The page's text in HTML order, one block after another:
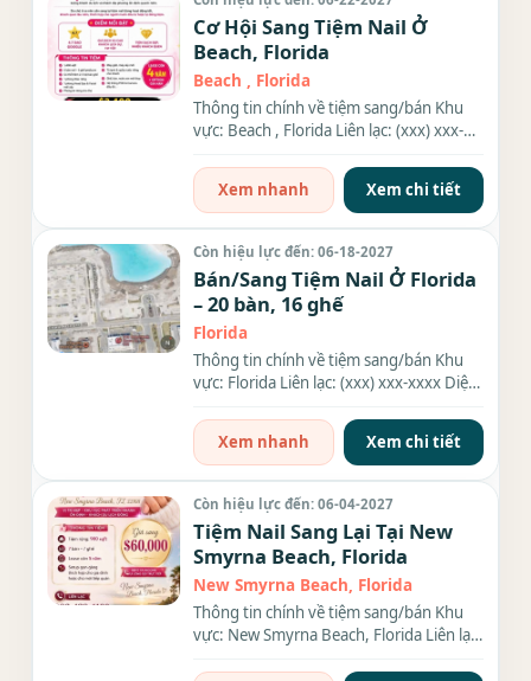
Cơ Hội Sang Tiệm Nail Ở
Beach, Florida
Beach , Florida
Thông tin chính về tiệm sang/bán Khu
vực: Beach , Florida Liên lạc: (xxx) xxx-
Xem nhanh
Xem chi tiết
Còn hiệu lực đến: 06-18-2027
Bán/Sang Tiệm Nail Ở Florida
– 20 bàn, 16 ghế
Florida
Thông tin chính về tiệm sang/bán Khu
vực: Florida Liên lạc: (xxx) xxx-xxxx Diện
Xem nhanh
Xem chi tiết
Còn hiệu lực đến: 06-04-2027
Tiệm Nail Sang Lại Tại New
Smyrna Beach, Florida
New Smyrna Beach, Florida
Thông tin chính về tiệm sang/bán Khu
vực: New Smyrna Beach, Florida Liên lạc: